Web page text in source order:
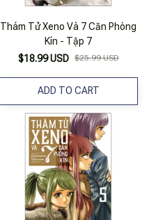
Thám Tử Xeno Và 7 Căn Phòng
Kín - Tập 7
$18.99 USD $25.99 USD
ADD TO CART